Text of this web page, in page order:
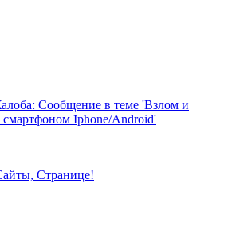
Сообщение в теме 'Взлом и
смартфоном Iphone/Android'
Странице!